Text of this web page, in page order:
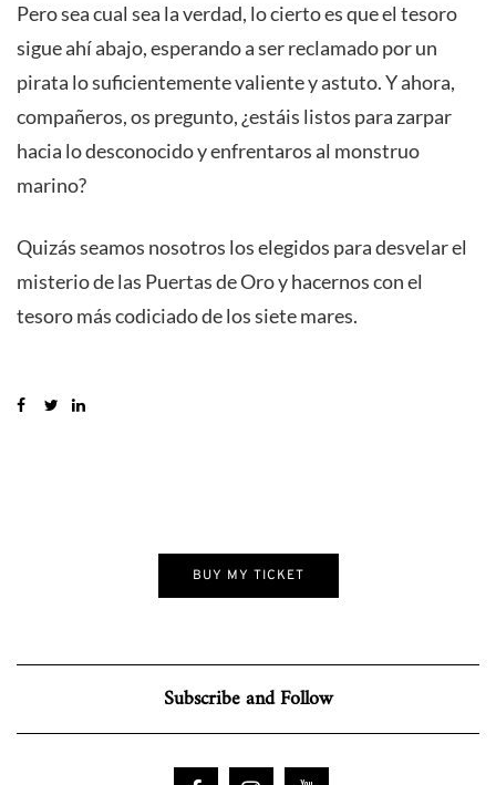
Pero sea cual sea la verdad, lo cierto es que el tesoro
sigue ahí abajo, esperando a ser reclamado por un
pirata lo suficientemente valiente y astuto.Y ahora,
compañeros, os pregunto, ¿estáis listos para zarpar
hacia lo desconocido y enfrentaros al monstruo
marino?
Quizás seamos nosotros los elegidos para desvelar el
misterio de las Puertas de Oro y hacernos con el
tesoro más codiciado de los siete mares.
BUY MY TICKET
Subscribe and Follow